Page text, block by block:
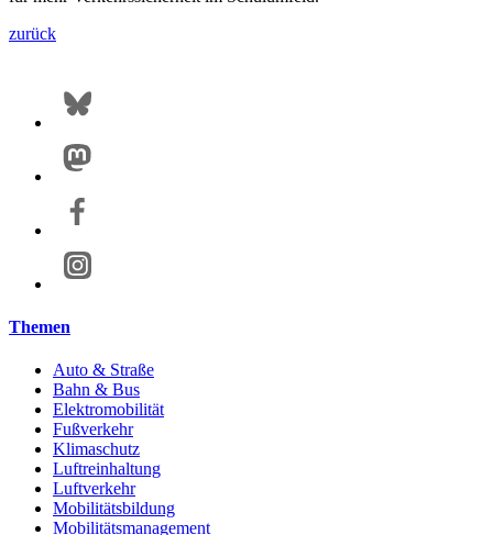
zurück
Themen
Auto & Straße
Bahn & Bus
Elektromobilität
Fußverkehr
Klimaschutz
Luftreinhaltung
Luftverkehr
Mobilitätsbildung
Mobilitätsmanagement